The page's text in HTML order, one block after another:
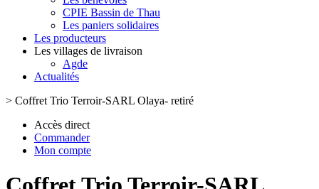
CPIE Bassin de Thau
Les paniers solidaires
Les producteurs
Les villages de livraison
Agde
Actualités
> Coffret Trio Terroir-SARL Olaya- retiré
Accès direct
Commander
Mon compte